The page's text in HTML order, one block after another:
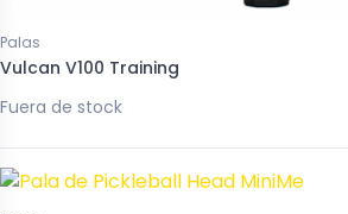
Palas
Vulcan V100 Training
Fuera de stock